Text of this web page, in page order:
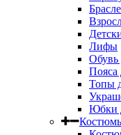
Лифы
Обувь
Пояса
Топы
Юбки